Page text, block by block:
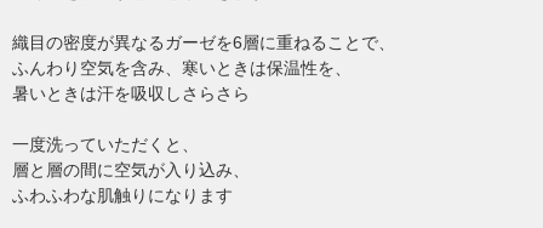
織目の密度が異なるガーゼを6層に重ねることで、
ふんわり空気を含み、寒いときは保温性を、
暑いときは汗を吸収しさらさら
一度洗っていただくと、
層と層の間に空気が入り込み、
ふわふわな肌触りになります